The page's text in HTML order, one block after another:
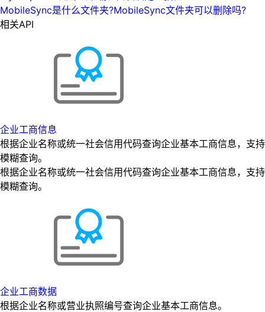
MobileSync是什么文件夹?MobileSync文件夹可以删除吗?
相关API
企业工商信息
根据企业名称或统一社会信用代码查询企业基本工商信息，支持
模糊查询。
根据企业名称或统一社会信用代码查询企业基本工商信息，支持
模糊查询。
企业工商数据
根据企业名称或营业执照编号查询企业基本工商信息。